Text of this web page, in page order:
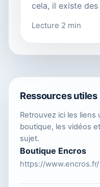
cela, il existe
Lecture 2 min
Ressources utiles
Retrouvez ici les
boutique, les vidéos
sujet.
Boutique Encros
https://www.encros.fr/